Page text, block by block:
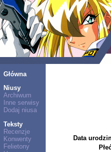
Główna
Niusy
Archiwum
Inne serwisy
Dodaj niusa
Teksty
Recenzje
Konwenty
Felietony
Data